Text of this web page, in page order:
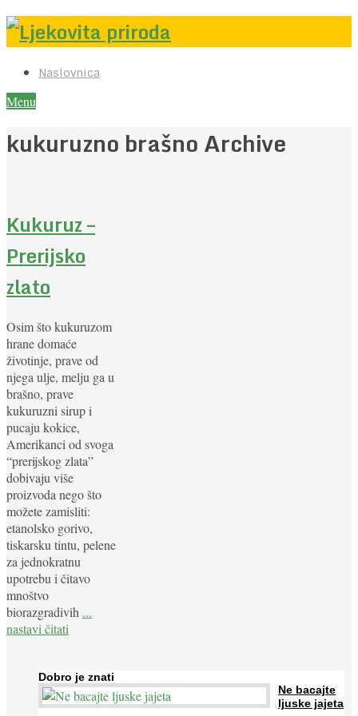
Naslovnica
Menu
kukuruzno brašno Archive
Kukuruz –
Prerijsko
zlato
Osim što kukuruzom
hrane domaće
životinje, prave od
njega ulje, melju ga u
brašno, prave
kukuruzni sirup i
pucaju kokice,
Amerikanci od svoga
“prerijskog zlata”
dobivaju više
proizvoda nego što
možete zamisliti:
etanolsko gorivo,
tiskarsku tintu, pelene
za jednokratnu
upotrebu i čitavo
mnoštvo
biorazgradivih ...
nastavi čitati
Dobro je znati
Ne bacajte
ljuske jajeta